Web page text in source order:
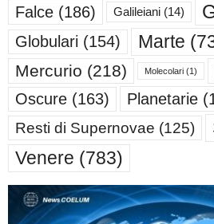
Falce (186) Galileiani (14)
Globulari (154) Marte
Mercurio (218) Molecolari (1)
Oscure (163) Planetarie
Resti di Supernovae (125)
Venere (783)